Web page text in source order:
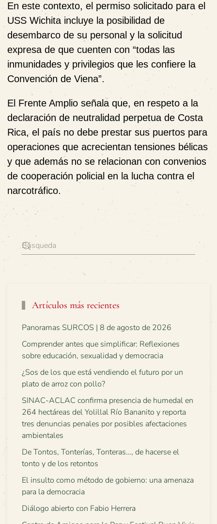
En este contexto, el permiso solicitado para el
USS Wichita incluye la posibilidad de
desembarco de su personal y la solicitud
expresa de que cuenten con “todas las
inmunidades y privilegios que les confiere la
Convención de Viena”.
El Frente Amplio señala que, en respeto a la
declaración de neutralidad perpetua de Costa
Rica, el país no debe prestar sus puertos para
operaciones que acrecientan tensiones bélicas
y que además no se relacionan con convenios
de cooperación policial en la lucha contra el
narcotráfico.
Artículos más recientes
Panoramas SURCOS | 8 de agosto de 2026
Comprender antes que simplificar: Reflexiones
sobre educación, sexualidad y democracia
¿Sos de los que está vendiendo el futuro por un
plato de arroz con pollo?
SINAC-ACLAC confirma presencia de humedal en
264 hectáreas del Yolillal Río Bananito y reporta
tres denuncias penales por posibles afectaciones
ambientales
De Tontos, Tonterías, Tonteras…, de hacerse el
tonto y de los retontos
El insulto como método de gobierno: una amenaza
para la democracia
Diálogo abierto con Fabio Herrera